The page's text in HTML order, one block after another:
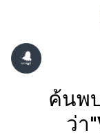
ค้นพ
ว่า